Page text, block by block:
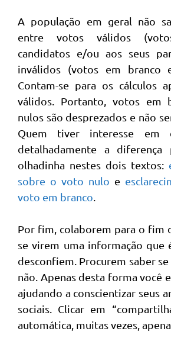
A população em geral não
entre votos válidos
candidatos e/ou aos seus
inválidos (votos em branco
Contam-se para os cálculos
válidos. Portanto, votos em
nulos são desprezados e não
Quem tiver interesse em
detalhadamente a
olhadinha nestes dois textos:
sobre o voto nulo e
voto em branco
Por fim, colaborem para o fim
se virem uma informação que
desconfiem. Procurem saber
não. Apenas desta forma você
ajudando a conscientizar seus
sociais. Clicar em
automática, muitas vezes,